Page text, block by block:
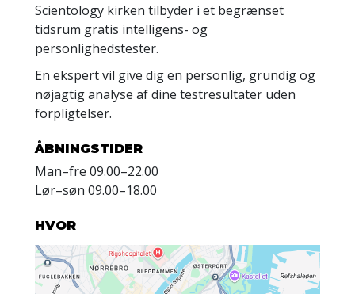
Scientology kirken tilbyder i et begrænset
tidsrum gratis intelligens- og
personlighedstester.
En ekspert vil give dig en personlig, grundig og
nøjagtig analyse af dine testresultater uden
forpligtelser.
ÅBNINGSTIDER
Man–fre 09.00–22.00
Lør–søn 09.00–18.00
HVOR